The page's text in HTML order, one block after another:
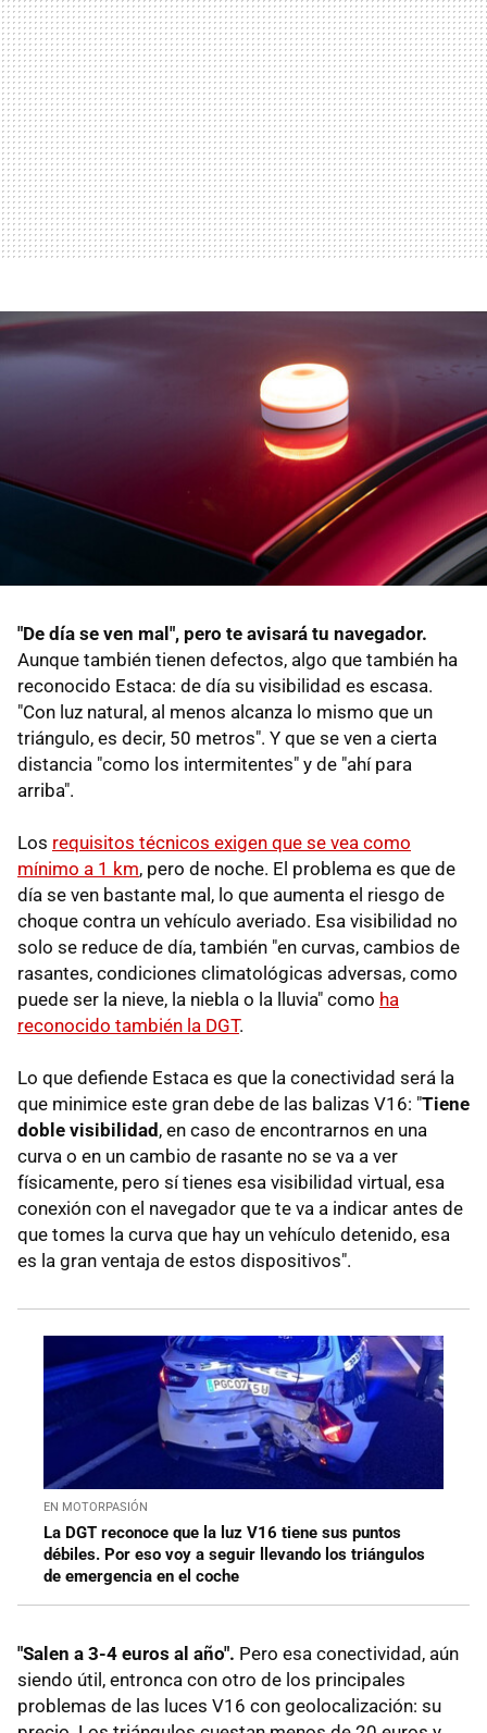
"De día se ven mal", pero te avisará tu navegador.
Aunque también tienen defectos, algo que también ha
reconocido Estaca: de día su visibilidad es escasa.
"Con luz natural, al menos alcanza lo mismo que un
triángulo, es decir, 50 metros". Y que se ven a cierta
distancia "como los intermitentes" y de "ahí para
arriba".
Los requisitos técnicos exigen que se vea como
mínimo a 1 km, pero de noche. El problema es que de
día se ven bastante mal, lo que aumenta el riesgo de
choque contra un vehículo averiado. Esa visibilidad no
solo se reduce de día, también "en curvas, cambios de
rasantes, condiciones climatológicas adversas, como
puede ser la nieve, la niebla o la lluvia" como ha
reconocido también la DGT.
Lo que defiende Estaca es que la conectividad será la
que minimice este gran debe de las balizas V16: "Tiene
doble visibilidad , en caso de encontrarnos en una
curva o en un cambio de rasante no se va a ver
físicamente, pero sí tienes esa visibilidad virtual, esa
conexión con el navegador que te va a indicar antes de
que tomes la curva que hay un vehículo detenido, esa
es la gran ventaja de estos dispositivos".
EN MOTORPASIÓN
La DGT reconoce que la luz V16 tiene sus puntos
débiles. Por eso voy a seguir llevando los triángulos
de emergencia en el coche
"Salen a 3-4 euros al año". Pero esa conectividad, aún
siendo útil, entronca con otro de los principales
problemas de las luces V16 con geolocalización: su